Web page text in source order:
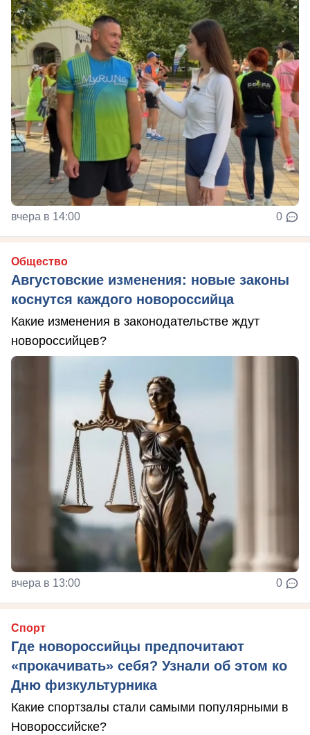
вчера в 14:00 0
Общество
Августовские изменения: новые законы
коснутся каждого новороссийца
Какие изменения в законодательстве ждут
новороссийцев?
вчера в 13:00 0
Спорт
Где новороссийцы предпочитают
«прокачивать» себя? Узнали об этом ко
Дню физкультурника
Какие спортзалы стали самыми популярными в
Новороссийске?